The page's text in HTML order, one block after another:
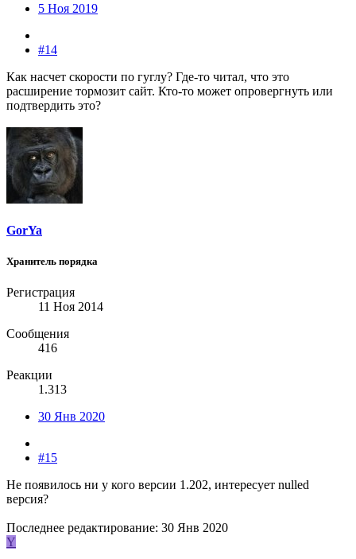
5 Ноя 2019
#14
Как насчет скорости по гуглу? Где-то читал, что это
расширение тормозит сайт. Кто-то может опровергнуть или
подтвердить это?
GorYa
Хранитель порядка
Регистрация
11 Ноя 2014
Сообщения
416
Реакции
1.313
30 Янв 2020
#15
Не появилось ни у кого версии 1.202, интересует nulled
версия?
Последнее редактирование: 30 Янв 2020
Y